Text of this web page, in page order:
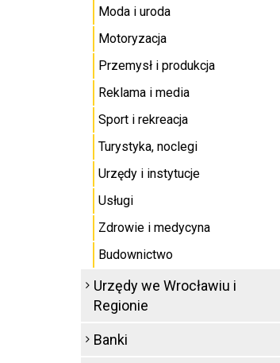
Moda i uroda
Motoryzacja
Przemysł i produkcja
Reklama i media
Sport i rekreacja
Turystyka, noclegi
Urzędy i instytucje
Usługi
Zdrowie i medycyna
Budownictwo
Urzędy we Wrocławiu i
Regionie
Banki